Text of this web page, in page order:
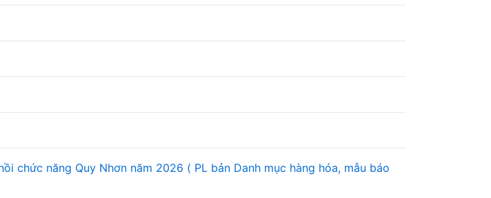
chức năng Quy Nhơn năm 2026 ( PL bản Danh mục hàng hóa, mẫu báo